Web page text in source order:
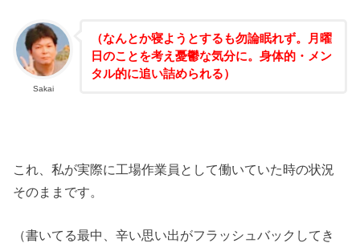
Sakai
（なんとか寝ようとするも勿論眠れず。月曜
日のことを考え憂鬱な気分に。身体的・メン
タル的に追い詰められる）
これ、私が実際に工場作業員として働いていた時の状況
そのままです。
（書いてる最中、辛い思い出がフラッシュバックしてき